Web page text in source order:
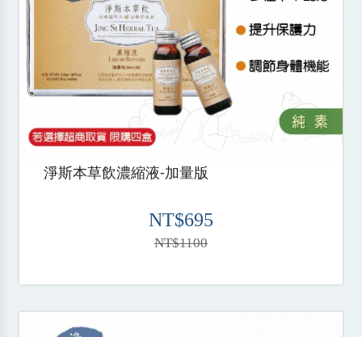
淨斯本草飲濃縮液-加量版
NT$695
NT$1100